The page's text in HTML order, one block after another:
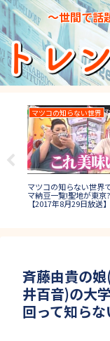
～世間で話
マツコの知らない世界
マツコの知らない世界
マ納豆一覧!聖地が東京
【2017年8月29日放送】
斉藤由貴の
井百音)の大
回って知らな